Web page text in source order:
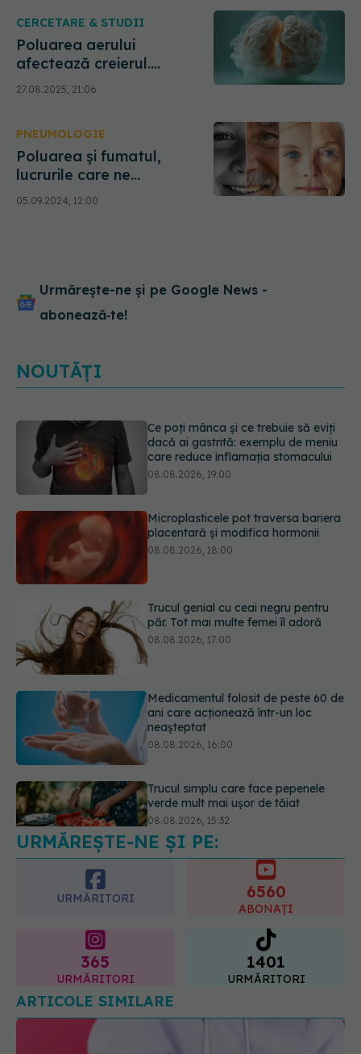
deceniului. Mare
amenințare
CERCETARE & STUDII
Poluarea aerului
afectează creierul.
Expunerea la particulele
nocive încetinește gândirea
27.08.2025, 21:06
PNEUMOLOGIE
Poluarea și fumatul,
lucrurile care ne
îmbătrânesc prematur.
Conf. univ. dr. Radu Crișan
05.09.2024, 12:00
Urmărește-ne și pe Google News -
abonează‑te!
NOUTĂȚI
Microplasticele pot traversa bariera
placentară și modifica hormonii
08.08.2026, 18:00
Trucul genial cu ceai negru pentru
păr. Tot mai multe femei îl adoră
08.08.2026, 17:00
Medicamentul folosit de peste 60 de
ani care acționează într-un loc
neașteptat
Trucul simplu care face pepenele
verde mult mai ușor de tăiat
08.08.2026, 15:32
Ce poți mânca și ce trebuie să eviți
dacă ai gastrită: exemplu de meniu
care reduce inflamația stomacului
08.08.2026, 19:00
URMĂREȘTE-NE ȘI PE:
URMĂRITORI
365 1401
URMĂRITORI
ARTICOLE SIMILARE